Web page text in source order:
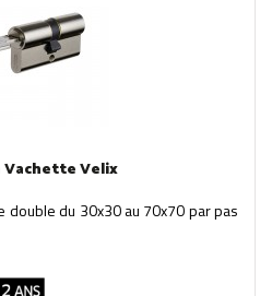
Vachette Velix
double du 30x30 au 70x70 par pas